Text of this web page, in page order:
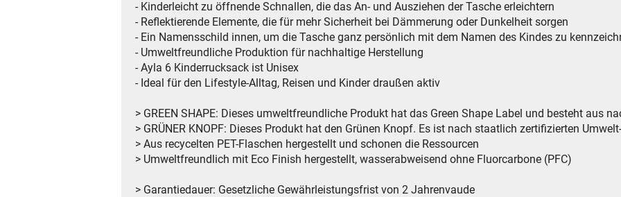
- Kinderleicht zu öffnende Schnallen, die das An- und Ausziehen der Tasche erleichtern
- Reflektierende Elemente, die für mehr Sicherheit bei Dämmerung oder Dunkelheit sorgen
- Ein Namensschild innen, um die Tasche ganz persönlich mit dem Namen des Kindes zu
- Umweltfreundliche Produktion für nachhaltige Herstellung
- Ayla 6 Kinderrucksack ist Unisex
- Ideal für den Lifestyle-Alltag, Reisen und Kinder draußen aktiv
> GREEN SHAPE: Dieses umweltfreundliche Produkt hat das Green Shape Label und besteht aus
> GRÜNER KNOPF: Dieses Produkt hat den Grünen Knopf. Es ist nach staatlich zertifizierten
> Aus recycelten PET-Flaschen hergestellt und schonen die Ressourcen
> Umweltfreundlich mit Eco Finish hergestellt, wasserabweisend ohne Fluorcarbone (PFC)
> Garantiedauer: Gesetzliche Gewährleistungsfrist von 2 Jahrenvaude